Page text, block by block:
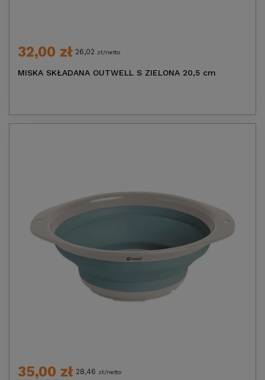
32,00 zł 26,02 zł/netto
MISKA SKŁADANA OUTWELL S ZIELONA 20,5 cm
35,00 zł 28,46 zł/netto